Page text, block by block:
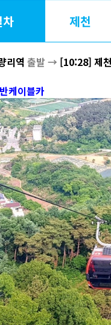
제천
리역 출발 → [10:28] 제
케이블카